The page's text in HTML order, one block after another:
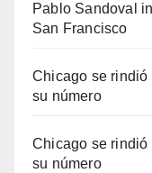
Pablo Sandoval
San Francisco
Chicago se rindió
su número
Chicago se rindió
su número